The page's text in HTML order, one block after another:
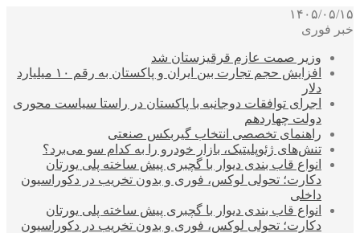
۱۴۰۵/۰۵/۱۵
خبر فوری
وزیر صمت عازم قرقیزستان شد
افزایش حجم تجارت بین ایران و پاکستان به رقم ۱۰ میلیارد
دلار
اجرای توافقات دوجانبه با پاکستان در راستا سیاست محوری
دولت چهاردهم
راهنمای تخصصی انتخاب گیربکس صنعتی
تنش‌های ژئوپلیتیک، بازار خودرو را به کدام سو می‌برد؟
انواع قاب بندی دیوار با گچبری پیش ساخته پلی یورتان
دکارت؛ تحولی لوکس، فوری و بدون تخریب در دکوراسیون
داخلی
انواع قاب بندی دیوار با گچبری پیش ساخته پلی یورتان
دکارت؛ تحولی لوکس، فوری و بدون تخریب در دکوراسیون